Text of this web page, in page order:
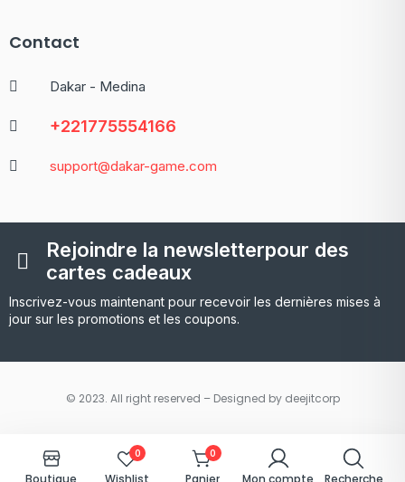
Contact
Dakar - Medina
+221775554166
support@dakar-game.com
Rejoindre la newsletterpour des
cartes cadeaux
Inscrivez-vous maintenant pour recevoir les dernières mises à
jour sur les promotions et les coupons.
© 2023. All right reserved – Designed by deejitcorp
Boutique
0
Wishlist
0
Panier Mon compte Recherche